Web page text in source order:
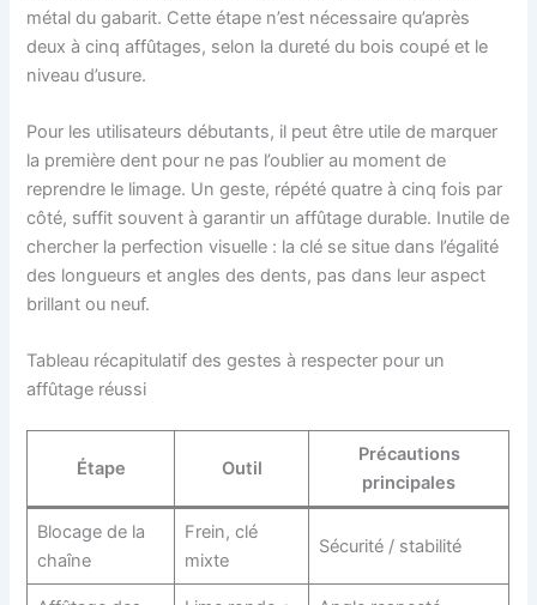
métal du gabarit. Cette étape n’est nécessaire qu’après
deux à cinq affûtages, selon la dureté du bois coupé et le
niveau d’usure.
Pour les utilisateurs débutants, il peut être utile de marquer
la première dent pour ne pas l’oublier au moment de
reprendre le limage. Un geste, répété quatre à cinq fois par
côté, suffit souvent à garantir un affûtage durable. Inutile de
chercher la perfection visuelle : la clé se situe dans l’égalité
des longueurs et angles des dents, pas dans leur aspect
brillant ou neuf.
Tableau récapitulatif des gestes à respecter pour un
affûtage réussi
Étape Outil
Précautions
principales
Blocage de la
chaîne
Frein, clé
mixte
Sécurité / stabilité